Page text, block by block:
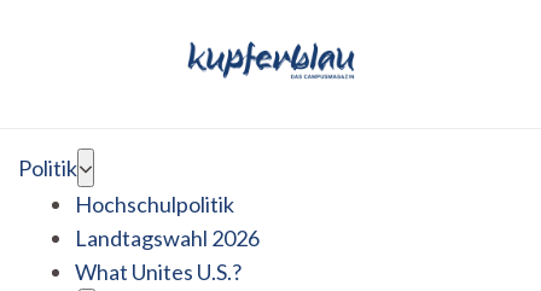
Politik
Hochschulpolitik
Landtagswahl 2026
What Unites U.S.?